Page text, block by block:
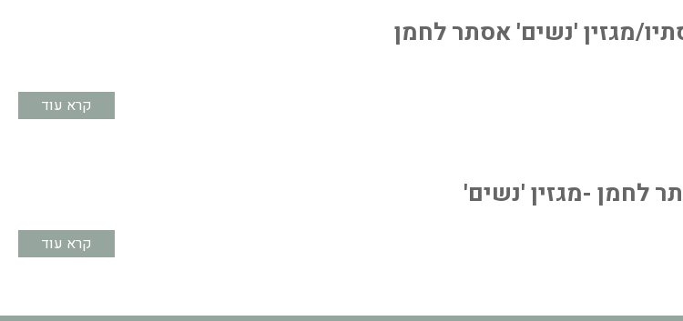
מגזין 'נשים' אסתר לחמן
קרא עוד
לחמן -מגזין 'נשים'
קרא עוד